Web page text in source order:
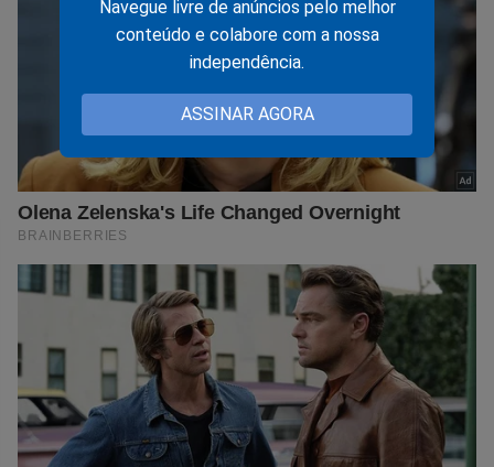
Navegue livre de anúncios pelo melhor
conteúdo e colabore com a nossa
independência.
ASSINAR AGORA